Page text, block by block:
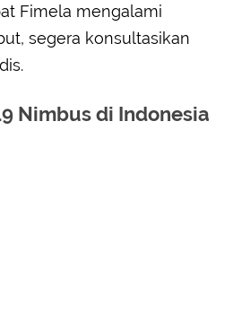
Fimela mengalami
segera konsultasikan
Nimbus di Indonesia